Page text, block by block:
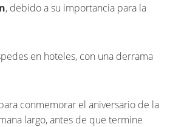
, debido a su importancia para la
en hoteles, con una derrama
conmemorar el aniversario de la
largo, antes de que termine